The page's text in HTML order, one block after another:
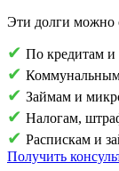
Эти долги можно
✔ По кредитам и
✔
✔ Займам и
✔ Налогам,
✔ Распискам и
Получить